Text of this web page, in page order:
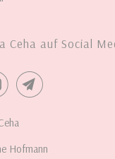
Ceha auf Social
Hofmann